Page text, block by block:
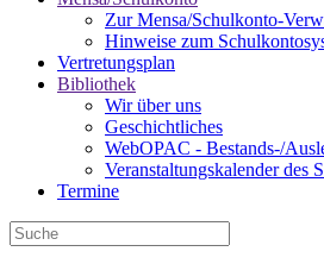
Zur Mensa/Schulkonto-
Hinweise zum
Vertretungsplan
Bibliothek
Wir über uns
Geschichtliches
WebOPAC - Bestands-/
Veranstaltungskalender des
Termine